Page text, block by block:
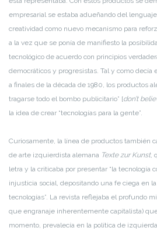
empresarial se estaba adueñando del
creatividad como nuevo mecanismo para
a la vez que se ponía de manifiesto la
tecnológico de acuerdo con principios
democráticos y progresistas. Tal y como decía
a finales de la década de 1980, los productos
tragarse todo el bombo publicitario” [don’t
la idea de crear “tecnologías para la gente”.
Curiosamente, la línea de productos también
de arte izquierdista alemana Texte zur Kunst,
letra y la criticaba por presentar “la tecnología
injusticia social, depositando una fe ciega en
tecnologías”. La revista reflejaba el profundo
que engranaje inherentemente capitalista)
momento, prevalecía en la política de